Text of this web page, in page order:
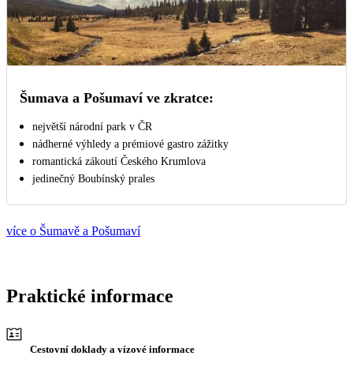
Šumava a Pošumaví ve zkratce:
největší národní park v ČR
nádherné výhledy a prémiové gastro zážitky
romantická zákoutí Českého Krumlova
jedinečný Boubínský prales
více o Šumavě a Pošumaví
Praktické informace
Cestovní doklady a vízové informace